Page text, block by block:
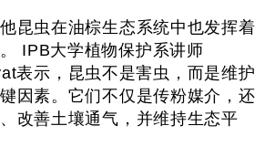
昆虫在油棕生态系统中也发挥着
IPB大学植物保护系讲师
表示，昆虫不是害虫，而是维护
因素。它们不仅是传粉媒介，还
改善土壤通气，并维持生态平